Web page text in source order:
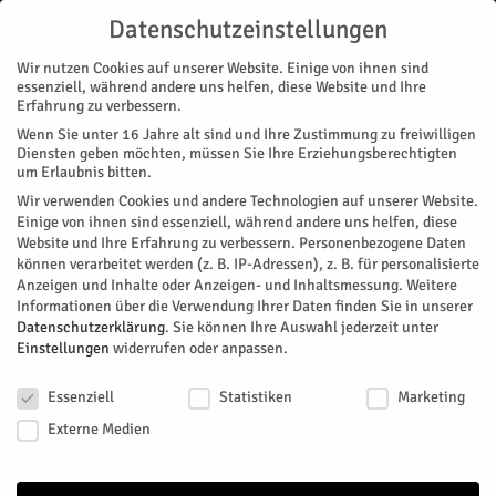
Start Magazin Literatur Überraschend tendenziell
MAGAZIN LITERATUR
Überraschend tendenziell
VonFrank Lafos April 2, 2023 149 0
Facebook Twitter
Datenschutzeinstellungen
Wir nutzen Cookies auf unserer Website. Einige von ihnen sind
essenziell, während andere uns helfen, diese Website und Ihre
Erfahrung zu verbessern.
Wenn Sie unter 16 Jahre alt sind und Ihre Zustimmung zu freiwilligen
Diensten geben möchten, müssen Sie Ihre Erziehungsberechtigten
um Erlaubnis bitten.
Wir verwenden Cookies und andere Technologien auf unserer Website.
Einige von ihnen sind essenziell, während andere uns helfen, diese
Website und Ihre Erfahrung zu verbessern. Personenbezogene Daten
können verarbeitet werden (z. B. IP-Adressen), z. B. für personalisierte
Anzeigen und Inhalte oder Anzeigen- und Inhaltsmessung. Weitere
Informationen über die Verwendung Ihrer Daten finden Sie in unserer
Datenschutzerklärung. Sie können Ihre Auswahl jederzeit unter
Einstellungen widerrufen oder anpassen.
Essenziell
Statistiken
Marketing
Externe Medien